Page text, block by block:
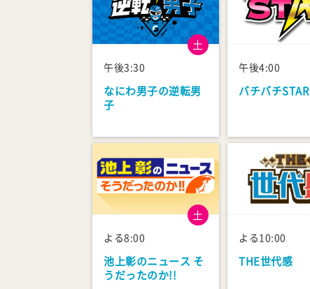
土
午後3:30
なにわ男子の逆転男
子
午後4:00
バチバチSTAR
土
よる8:00
池上彰のニュース そ
うだったのか!!
よる10:00
THE世代感